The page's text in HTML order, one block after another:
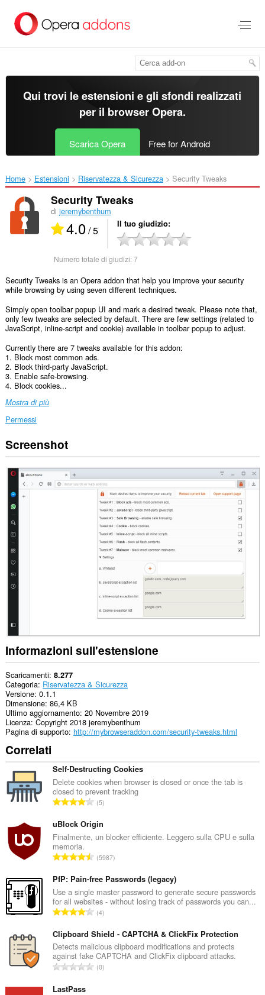
contenuto
Qui trovi le estensioni e gli sfondi realizzati
per il browser Opera.
Scarica Opera Free for Android
Home Estensioni Riservatezza & Sicurezza Security Tweaks‎
Security Tweaks
di jeremybenthum
4.0/ 5 Il tuo giudizio
Numero totale di giudizi:7
Security Tweaks is an Opera addon that help you improve your security
while browsing by using seven different techniques.
Simply open toolbar popup UI and mark a desired tweak. Please note that,
only few tweaks are selected by default. There are few settings (related to
JavaScript, inline-script and cookie) available in toolbar popup to adjust.
Currently there are 7 tweaks available for this addon:
1. Block most common ads.
2. Block third-party JavaScript.
3. Enable safe-browsing.
4. Block cookies...
Mostra di più
Permessi
Questa
estensione
accedere
tuoi
dati
su
tutti
siti
web.
Questa
estensione
può
personalizzate
di
ai
cookie,
JavaScript
e
plug-
in
da
parte
dei
siti.
This
can
create
rich
notifications
display
them
to
you
system
tray.
Questa
estensione
modificare
impostazioni
relative
riservatezza.
Screenshot
Informazioni sull'estensione
Scaricamenti 8.277
Categoria Riservatezza & Sicurezza
Versione 0.1.1
Dimensione 86,4 KB
Ultimo aggiornamento 20 Novembre 2019
Licenza Copyright 2018 jeremybenthum
Pagina di supporto http://mybrowseraddon.com/security-tweaks.html
Correlati
Self-Destructing Cookies
Delete cookies when browser is closed or once the tab is
closed to prevent tracking
N
m
e
o
o
t
a
e
d
i
g
5
uBlock Origin
Finalmente, un blocker efficiente. Leggero sulla CPU e sulla
memoria.
N
m
e
r
o
o
t
a
5987
PfP: Pain-free Passwords (legacy)
Use a single master password to generate secure passwords
for all websites - without losing track of passwords you can...
N
m
e
r
o
4
Clipboard Shield - CAPTCHA & ClickFix Protection
Detects malicious clipboard modifications and protects
against fake CAPTCHA and ClickFix clipboard attacks.
N0
LastPass